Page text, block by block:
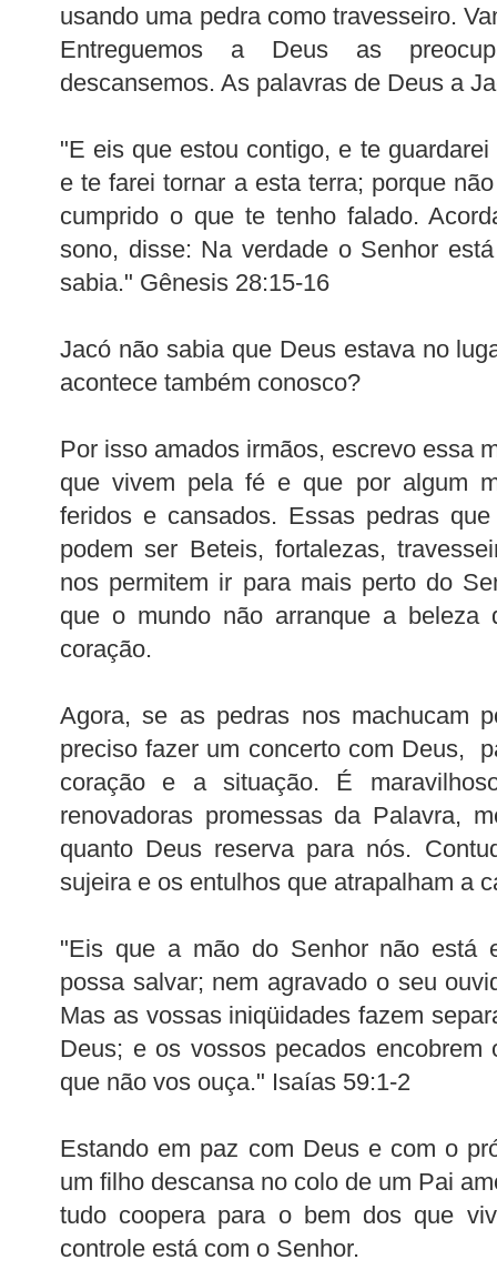
usando uma pedra como travesseiro.
Entreguemos a Deus as
descansemos. As palavras de Deus a
"E eis que estou contigo, e te
e te farei tornar a esta terra; porque
cumprido o que te tenho falado.
sono, disse: Na verdade o Senhor
sabia." Gênesis 28:15-16
Jacó não sabia que Deus estava no
acontece também conosco?
Por isso amados irmãos, escrevo essa
que vivem pela fé e que por algum
feridos e cansados. Essas pedras
podem ser Beteis, fortalezas,
nos permitem ir para mais perto do
que o mundo não arranque a
coração.
Agora, se as pedras nos machucam
preciso fazer um concerto com Deus,
coração e a situação. É
renovadoras promessas da Palavra,
quanto Deus reserva para nós.
sujeira e os entulhos que atrapalham a
"Eis que a mão do Senhor não está
possa salvar; nem agravado o seu
Mas as vossas iniqüidades fazem
Deus; e os vossos pecados
que não vos ouça." Isaías 59:1-2
Estando em paz com Deus e com o
um filho descansa no colo de um Pai
tudo coopera para o bem dos que
controle está com o Senhor.